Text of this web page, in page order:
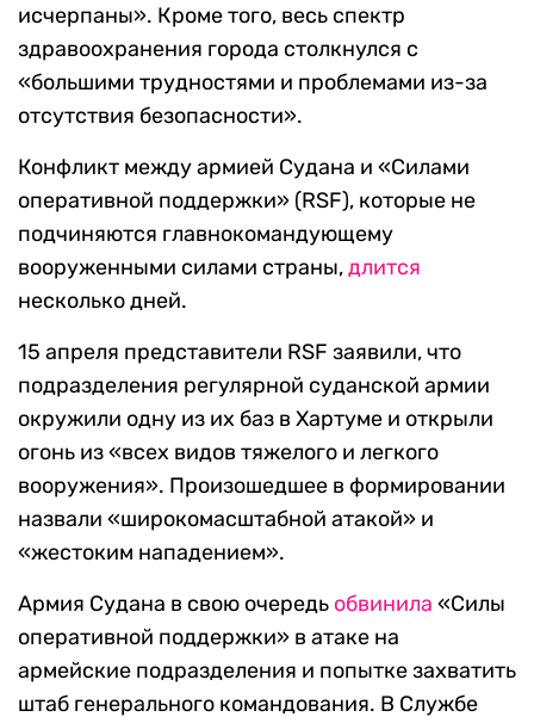
исчерпаны». Кроме того, весь спектр
здравоохранения города столкнулся с
«большими трудностями и проблемами из-за
отсутствия безопасности».
Конфликт между армией Судана и «Силами
оперативной поддержки» (RSF), которые не
подчиняются главнокомандующему
вооруженными силами страны,длится
несколько дней.
15 апреля представители RSF заявили, что
подразделения регулярной суданской армии
окружили одну из их баз в Хартуме и открыли
огонь из «всех видов тяжелого и легкого
вооружения». Произошедшее в формировании
назвали «широкомасштабной атакой» и
«жестоким нападением».
Армия Судана в свою очередь обвинила «Силы
оперативной поддержки» в атаке на
армейские подразделения и попытке захватить
штаб генерального командования. В Службе